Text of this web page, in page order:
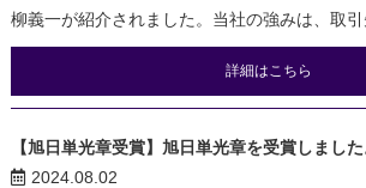
柳義一が紹介されました。当社の強みは、取引
詳細はこちら
【旭日単光章受賞】旭日単光章を受賞しました
2024.08.02